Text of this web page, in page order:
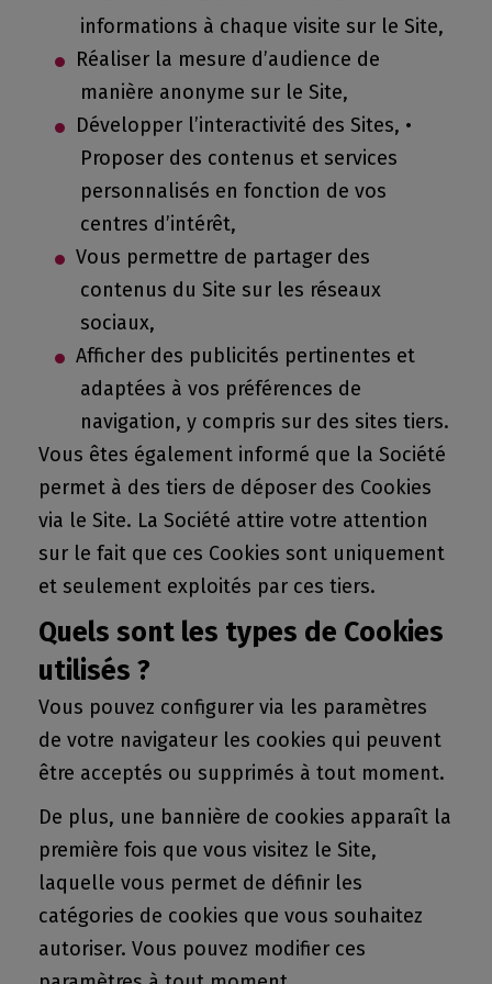
informations à chaque visite sur le Site,
Réaliser la mesure d’audience de
manière anonyme sur le Site,
Développer l’interactivité des Sites, •
Proposer des contenus et services
personnalisés en fonction de vos
centres d’intérêt,
Vous permettre de partager des
contenus du Site sur les réseaux
sociaux,
Afficher des publicités pertinentes et
adaptées à vos préférences de
navigation, y compris sur des sites tiers.
Vous êtes également informé que la Société
permet à des tiers de déposer des Cookies
via le Site. La Société attire votre attention
sur le fait que ces Cookies sont uniquement
et seulement exploités par ces tiers.
Quels sont les types de Cookies
utilisés ?
Vous pouvez configurer via les paramètres
de votre navigateur les cookies qui peuvent
être acceptés ou supprimés à tout moment.
De plus, une bannière de cookies apparaît la
première fois que vous visitez le Site,
laquelle vous permet de définir les
catégories de cookies que vous souhaitez
autoriser. Vous pouvez modifier ces